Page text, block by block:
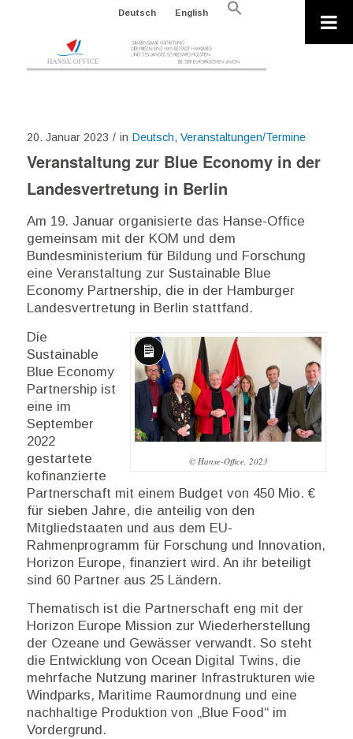
Deutsch English
Search
20. Januar 2023 / in Deutsch, Veranstaltungen/Termine
Veranstaltung zur Blue Economy in der
Landesvertretung in Berlin
Am 19. Januar organisierte das Hanse-Office
gemeinsam mit der KOM und dem
Bundesministerium für Bildung und Forschung
eine Veranstaltung zur Sustainable Blue
Economy Partnership, die in der Hamburger
Landesvertretung in Berlin stattfand.
Lange
Beschreibung
© Hanse-Office, 2023
Die
Sustainable
Blue Economy
Partnership ist
eine im
September
2022
gestartete
kofinanzierte
Partnerschaft mit einem Budget von 450 Mio. €
für sieben Jahre, die anteilig von den
Mitgliedstaaten und aus dem EU-
Rahmenprogramm für Forschung und Innovation,
Horizon Europe, finanziert wird. An ihr beteiligt
sind 60 Partner aus 25 Ländern.
Thematisch ist die Partnerschaft eng mit der
Horizon Europe Mission zur Wiederherstellung
der Ozeane und Gewässer verwandt. So steht
die Entwicklung von Ocean Digital Twins, die
mehrfache Nutzung mariner Infrastrukturen wie
Windparks, Maritime Raumordnung und eine
nachhaltige Produktion von „Blue Food“ im
Vordergrund.